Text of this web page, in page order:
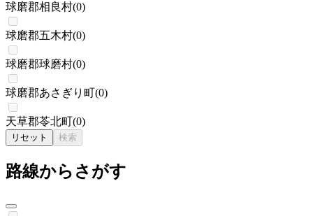
球磨郡相良村(0)
球磨郡五木村(0)
球磨郡球磨村(0)
球磨郡あさぎり町(0)
天草郡苓北町(0)
リセット 検索
路線からさがす